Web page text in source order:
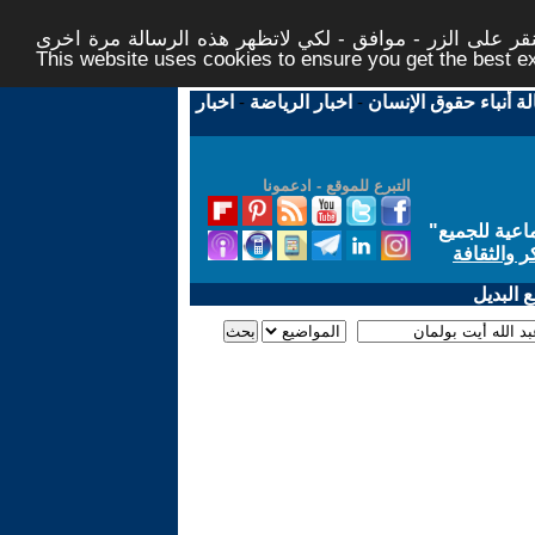
على الزر - موافق - لكي لاتظهر هذه الرسالة مرة اخرى -
This website uses cookies to ensure you get the best
أنباء حقوق الإنسان - اخبار الرياضة - اخبار
التبرع للموقع - ادعمونا
للجميع"
والثقافة
البديل